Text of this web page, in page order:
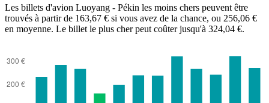
Les billets d'avion Luoyang - Pékin les moins chers peuvent être
trouvés à partir de 163,67 € si vous avez de la chance, ou 256,06 €
en moyenne. Le billet le plus cher peut coûter jusqu'à 324,04 €.